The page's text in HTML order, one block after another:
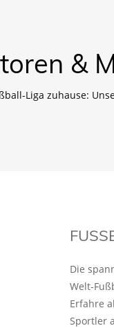
&
Liga zuhause:
Die
Welt-
Erfahre
Sportler